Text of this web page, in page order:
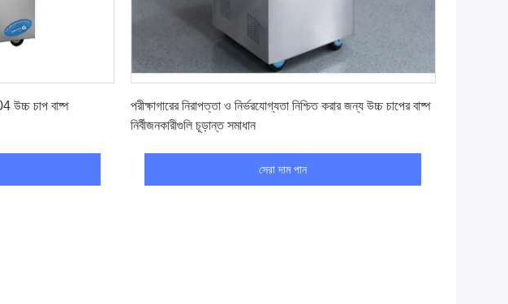
উচ্চ চাপ বাষ্প
পরীক্ষাগারের নিরাপত্তা ও নির্ভরযোগ্যতা নিশ্চিত করার জন্য উচ্চ চাপের বাষ্প
নির্বীজনকারীগুলি চূড়ান্ত সমাধান
সেরা দাম পান